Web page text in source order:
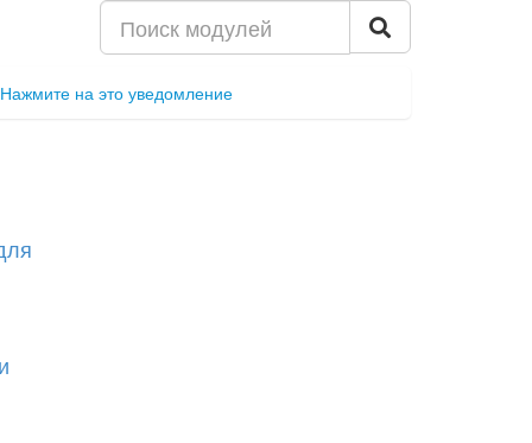
Нажмите на это уведомление